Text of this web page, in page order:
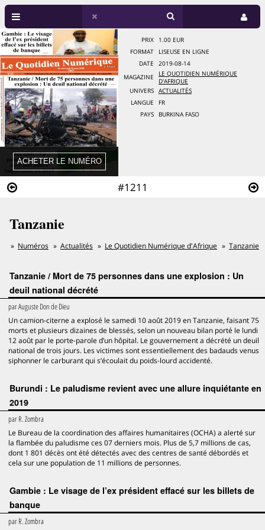
#1211
PRIX
1.00 EUR
FORMAT
LISEUSE EN LIGNE
DATE
2019-08-14
MAGAZINE
LE QUOTIDIEN NUMÉRIQUE
D'AFRIQUE
UNIVERS
ACTUALITÉS
LANGUE
FR
PAYS
BURKINA FASO
Tanzanie
Numéros Actualités Le Quotidien Numérique d'Afrique Tanzanie
Tanzanie / Mort de 75 personnes dans une explosion : Un
deuil national décrété
parAuguste Don de Dieu
Un camion-citerne a explosé le samedi 10 août 2019 en Tanzanie, faisant 75
morts et plusieurs dizaines de blessés, selon un nouveau bilan porté le lundi
12 août par le porte-parole d’un hôpital. Le gouvernement a décrété un deuil
national de trois jours. Les victimes sont essentiellement des badauds venus
siphonner le carburant qui s‘écoulait du poids-lourd accidenté.
Burundi : Le paludisme revient avec une allure inquiétante en
2019
parR. Zombra
Le Bureau de la coordination des affaires humanitaires (OCHA) a alerté sur
la flambée du paludisme ces 07 derniers mois. Plus de 5,7 millions de cas,
dont 1 801 décès ont été détectés avec des centres de santé débordés et
cela sur une population de 11 millions de personnes.
Gambie : Le visage de l’ex président effacé sur les billets de
banque
parR. Zombra